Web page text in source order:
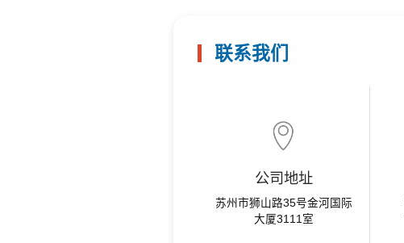
联系我们
公司地址
苏州市狮山路35号金河国际
大厦3111室